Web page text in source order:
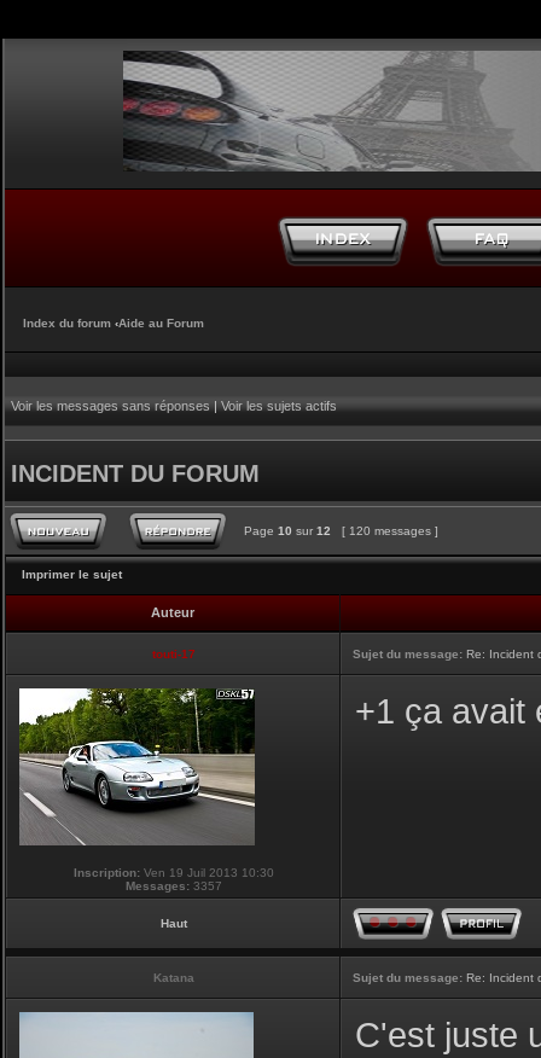
Index du forum ‹Aide au Forum
Voir les messages sans réponses|Voir les sujets actifs
INCIDENT DU FORUM
Page 10 sur 12 [ 120 messages ]
Imprimer le sujet
Auteur
touti-17 Sujet du message: Re: Incident
Inscription:Ven 19 Juil 2013 10:30
Messages:3357
+1 ça avait
Haut
Katana Sujet du message: Re: Incident
C'est juste